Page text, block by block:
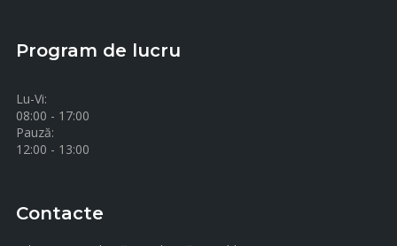
Program de lucru
Lu-Vi:
08:00 - 17:00
Pauză:
12:00 - 13:00
Contacte